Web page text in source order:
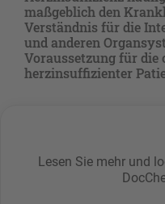
maßgeblich den
Verständnis für die
und anderen
Voraussetzung für die
herzinsuffizienter
Lesen Sie mehr und